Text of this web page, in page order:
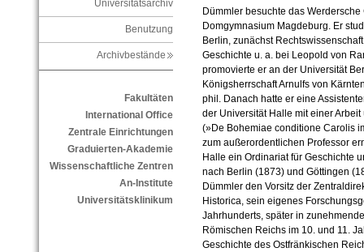
Universitätsarchiv
Benutzung
Archivbestände
Fakultäten
International Office
Zentrale Einrichtungen
Graduierten-Akademie
Wissenschaftliche Zentren
An-Institute
Universitätsklinikum
Dümmler besuchte das
Domgymnasium Magdeburg. Er
Berlin, zunächst
Geschichte u. a. bei Leopold von
promovierte er an der Universität
Königsherrschaft Arnulfs von
phil. Danach hatte er eine
der Universität Halle mit einer
(»De Bohemiae conditione Carolis
zum außerordentlichen Professor
Halle ein Ordinariat für Geschichte
nach Berlin (1873) und Göttingen
Dümmler den Vorsitz der
Historica, sein eigenes
Jahrhunderts, später in
Römischen Reichs im 10. und 11.
Geschichte des Ostfränkischen